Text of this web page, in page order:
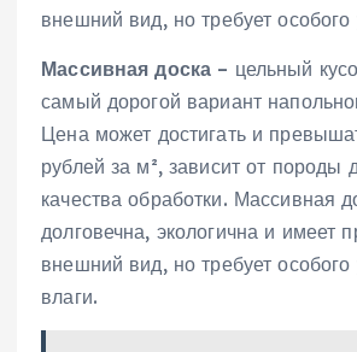
внешний вид‚ но требует особого
Массивная доска – цельный
самый дорогой вариант
Цена может достигать и
рублей за м²‚ зависит от породы
качества обработки. Массивная
долговечна‚ экологична и имеет
внешний вид‚ но требует
влаги.